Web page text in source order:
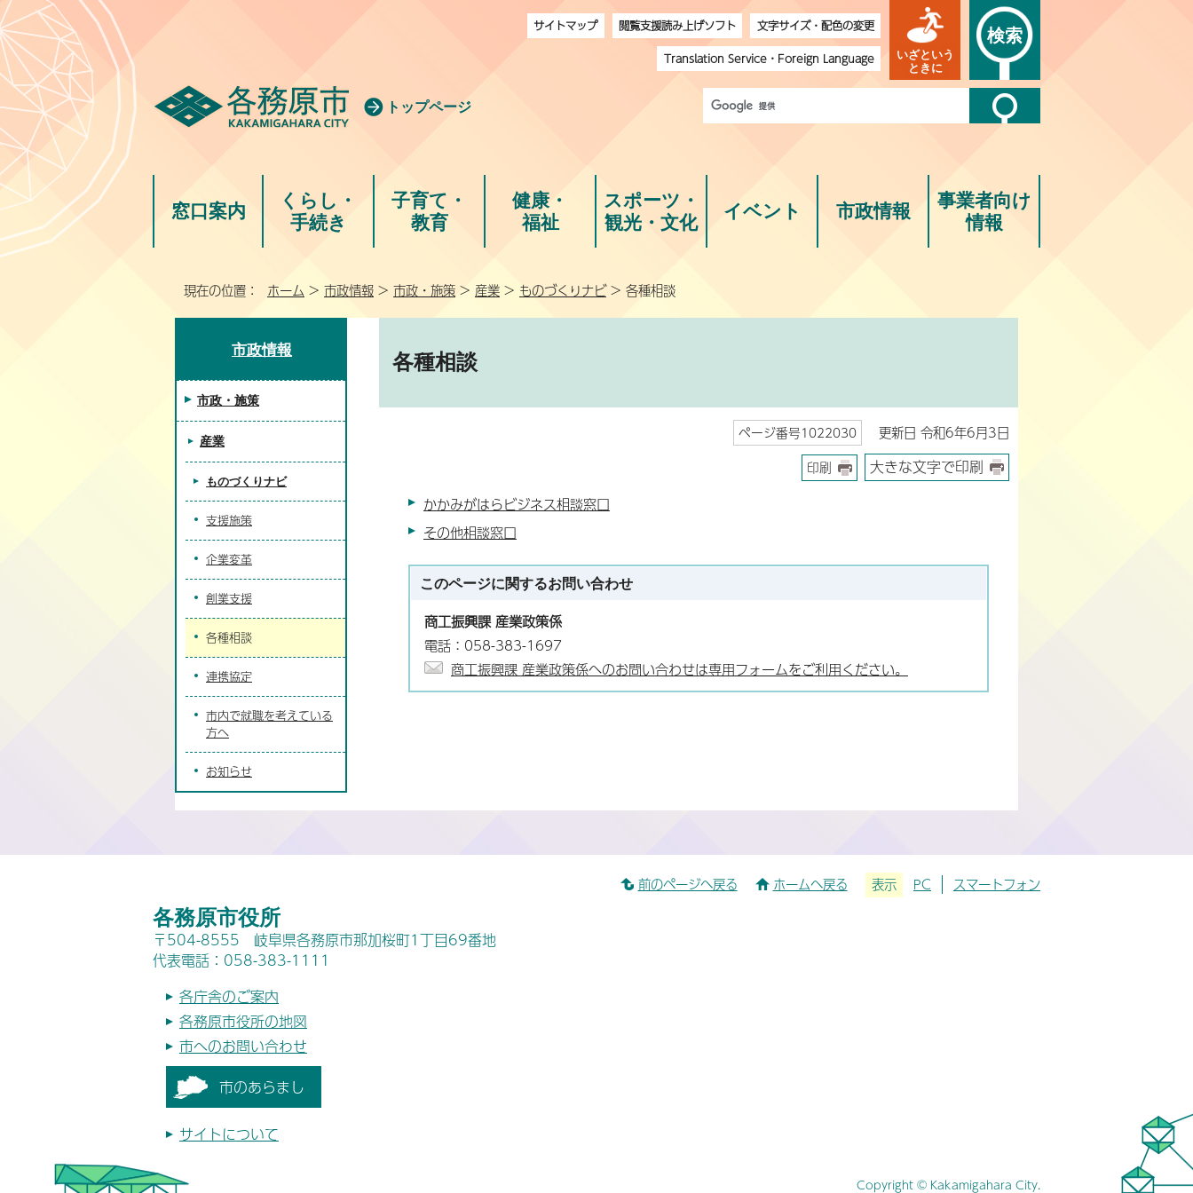
トップページ
サイトマップ 閲覧支援読み上げソフト
文字サイズ・配色の変更
Translation Service・ Foreign Language
いざという
ときに
検索
窓口案内
くらし・
手続き
子育て・
教育
健康・
福祉
スポーツ・
観光・文化
イベント 市政情報
事業者向け
情報
現在の位置： ホーム > 市政情報 > 市政・施策 > 産業 > ものづくりナビ> 各種相談
各種相談
ページ番号1022030 更新日 令和6年6月3日
印刷 大きな文字で印刷
かかみがはらビジネス相談窓口
その他相談窓口
このページに関するお問い合わせ
商工振興課 産業政策係
電話：058-383-1697
商工振興課 産業政策係へのお問い合わせは専用フォームをご利用ください。
市政情報
市政・施策
産業
ものづくりナビ
支援施策
企業変革
創業支援
各種相談
連携協定
市内で就職を考えている
方へ
お知らせ
前のページへ戻る ホームへ戻る 表示 PC スマートフォン
各務原市役所
〒504-8555 岐阜県各務原市那加桜町1丁目69番地
代表電話：058-383-1111
各庁舎のご案内
各務原市役所の地図
市へのお問い合わせ
市のあらまし
サイトについて
Copyright © Kakamigahara City.